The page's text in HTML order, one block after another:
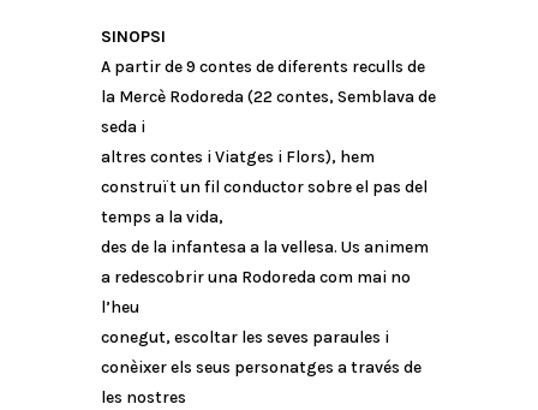
SINOPSI
A partir de 9 contes de diferents reculls de
la Mercè Rodoreda (22 contes, Semblava de
seda i
altres contes i Viatges i Flors), hem
construït un fil conductor sobre el pas del
temps a la vida,
des de la infantesa a la vellesa. Us animem
a redescobrir una Rodoreda com mai no
l’heu
conegut, escoltar les seves paraules i
conèixer els seus personatges a través de
les nostres